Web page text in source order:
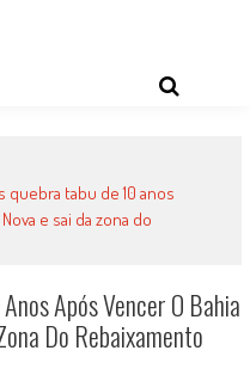
quebra tabu de 10 anos
e sai da zona do
Após Vencer O Bahia
Do Rebaixamento